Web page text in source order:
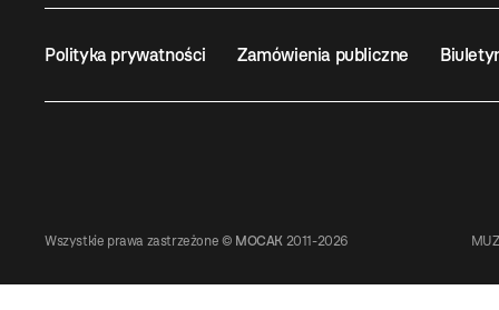
Polityka prywatności Zamówienia publiczne
Wszystkie prawa zastrzeżone © MOCAK 2011-2026